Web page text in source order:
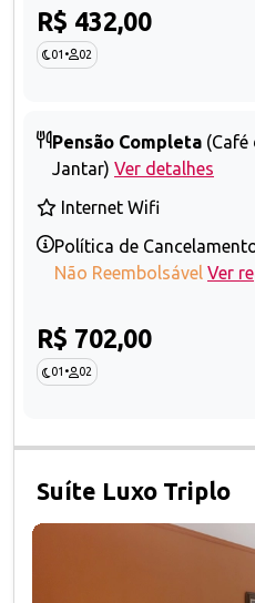
R$ 432,00
01 • 02
Pensão Completa (Café
Jantar) Ver detalhes
Internet Wifi
Política de
Não Reembolsável Ver
R$ 702,00
01 • 02
Suíte Luxo Triplo